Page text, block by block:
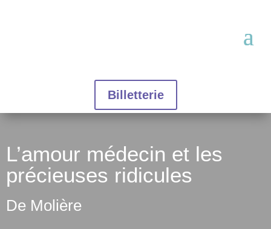
Billetterie
L’amour médecin et les
précieuses ridicules
De Molière